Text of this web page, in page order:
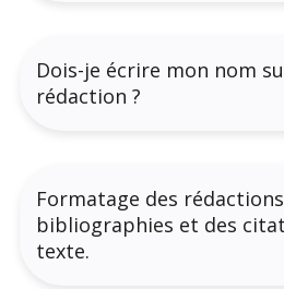
Dois-je écrire mon nom
rédaction ?
Formatage des
bibliographies et des
texte.